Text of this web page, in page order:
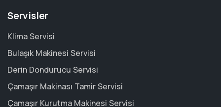
Servisler
Klima Servisi
Bulaşık Makinesi Servisi
Derin Dondurucu Servisi
Çamaşır Makinası Tamir Servisi
Çamaşır Kurutma Makinesi Servisi